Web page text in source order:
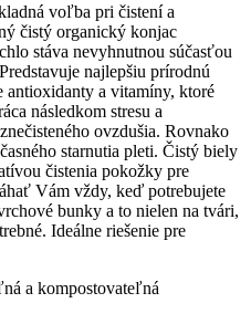
voľba pri čistení a
čistý organický konjac
stáva nevyhnutnou súčasťou
najlepšiu prírodnú
antioxidanty a vitamíny, ktoré
následkom stresu a
ovzdušia. Rovnako
starnutia pleti. Čistý biely
čistenia pokožky pre
Vám vždy, keď potrebujete
bunky a to nielen na tvári,
Ideálne riešenie pre
a kompostovateľná